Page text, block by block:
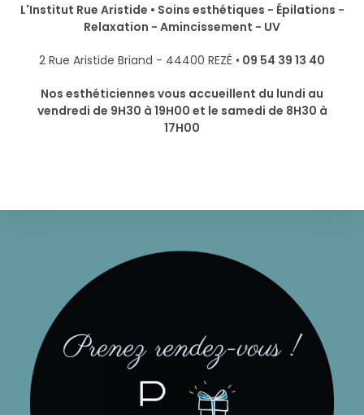
L'Institut Rue Aristide • Soins esthétiques - Épilations -
Relaxation - Amincissement - UV
2 Rue Aristide Briand - 44400 REZÉ • 09 54 39 13 40
Nos esthéticiennes vous accueillent du lundi au
vendredi de 9H30 à 19H00 et le samedi de 8H30 à
17H00